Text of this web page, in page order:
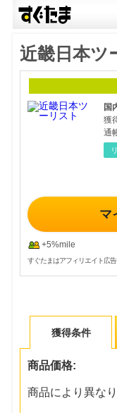
近畿日本
国
獲
通
マ
+5%mile
すぐたまはアフィリエイト広
獲得条件
商品価格:
商品により異な